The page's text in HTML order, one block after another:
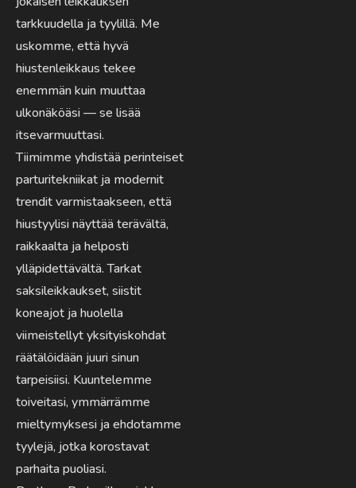
tarkkuudella ja tyylillä. Me
uskomme, että hyvä
hiustenleikkaus tekee
enemmän kuin muuttaa
ulkonäköäsi — se lisää
itsevarmuuttasi.
Tiimimme yhdistää perinteiset
parturitekniikat ja modernit
trendit varmistaakseen, että
hiustyylisi näyttää terävältä,
raikkaalta ja helposti
ylläpidettävältä. Tarkat
saksileikkaukset, siistit
koneajot ja huolella
viimeistellyt yksityiskohdat
räätälöidään juuri sinun
tarpeisiisi. Kuuntelemme
toiveitasi, ymmärrämme
mieltymyksesi ja ehdotamme
tyylejä, jotka korostavat
parhaita puoliasi.